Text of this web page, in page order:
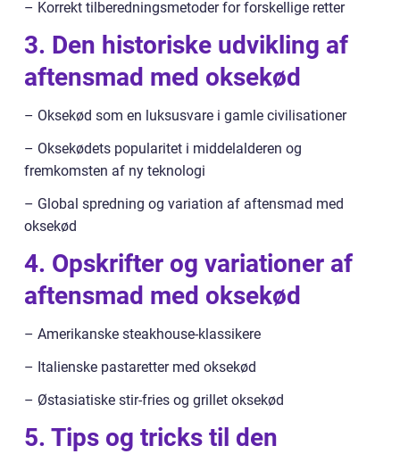
– Korrekt tilberedningsmetoder for forskellige retter
3. Den historiske udvikling af
aftensmad med oksekød
– Oksekød som en luksusvare i gamle civilisationer
– Oksekødets popularitet i middelalderen og
fremkomsten af ny teknologi
– Global spredning og variation af aftensmad med
oksekød
4. Opskrifter og variationer af
aftensmad med oksekød
– Amerikanske steakhouse-klassikere
– Italienske pastaretter med oksekød
– Østasiatiske stir-fries og grillet oksekød
5. Tips og tricks til den